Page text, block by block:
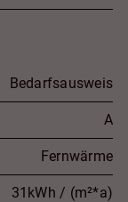
Bedarfsausweis
A
Fernwärme
31kWh / (m²*a)